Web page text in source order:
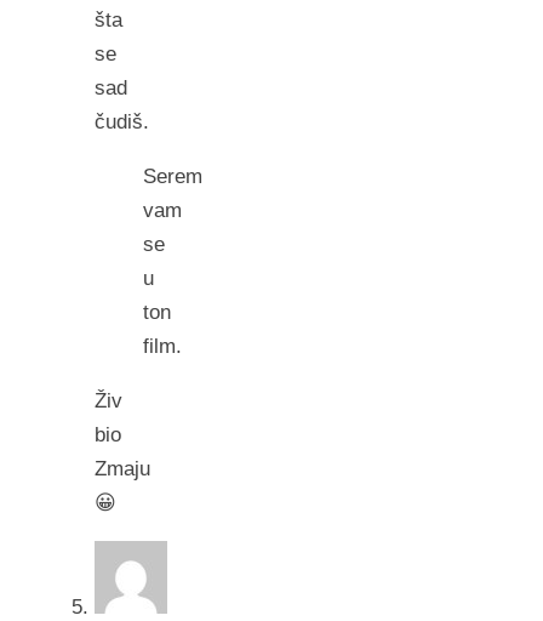
šta
se
sad
čudiš.
Serem
vam
se
u
ton
film.
Živ
bio
Zmaju
😀